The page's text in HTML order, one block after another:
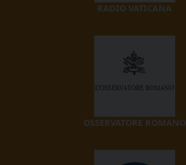
RADIO VATICANA
OSSERVATORE ROMANO